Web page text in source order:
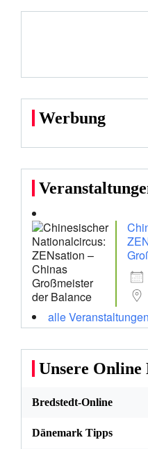
Werbung
alle Veranstaltungen
Unsere Online
Bredstedt-Online
Dänemark Tipps